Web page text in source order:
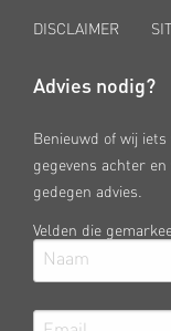
DISCLAIMER
Advies nodig?
Benieuwd of wij
gegevens achter
gedegen advies.
Velden die